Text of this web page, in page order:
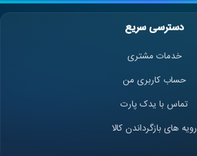
دسترسی سریع
خدمات مشتری
حساب کاربری من
تماس با یدک پارت
رویه های بازگرداندن کالا